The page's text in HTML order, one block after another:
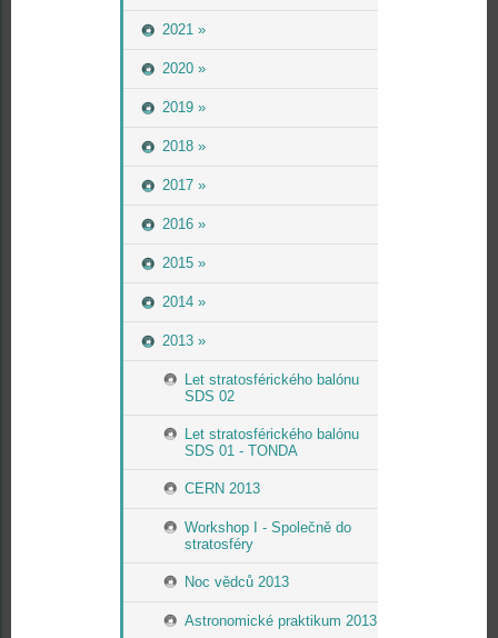
2021 »
2020 »
2019 »
2018 »
2017 »
2016 »
2015 »
2014 »
2013 »
Let stratosférického balónu
SDS 02
Let stratosférického balónu
SDS 01 - TONDA
CERN 2013
Workshop I - Společně do
stratosféry
Noc vědců 2013
Astronomické praktikum 2013